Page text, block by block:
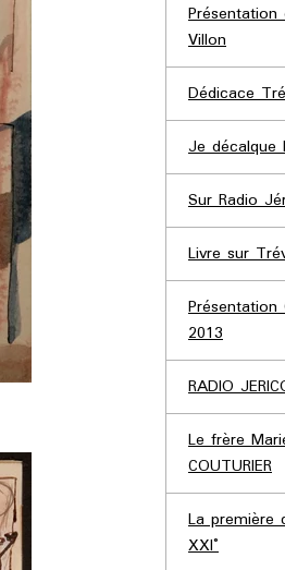
Villon
Dédicace
Je décalque
Sur Radio
Livre sur
Présentation
2013
RADIO
Le frère
COUTURIER
La première
XXI°